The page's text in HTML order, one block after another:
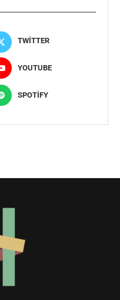
TWITTER
YOUTUBE
SPOTIFY